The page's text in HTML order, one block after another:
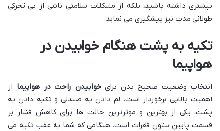
بیشتری داشته باشید، بلکه از مشکلات سلامتی ناشی از بی تحرکی
طولانی مدت نیز پیشگیری می نماید.
تکیه به پشت هنگام خوابیدن در
هواپیما
انتخاب وضعیت صحیح بدن برایخوابیدن راحت در هواپیما از
اهمیت بالایی برخوردار است. لم دادن به صندلی و تکیه دادن به
پشت، یکی از بهترین و موثرترین حالت ها برای کاهش فشار بر
قسمت پایین ستون فقرات است. هنگامی که شما به عقب تکیه می